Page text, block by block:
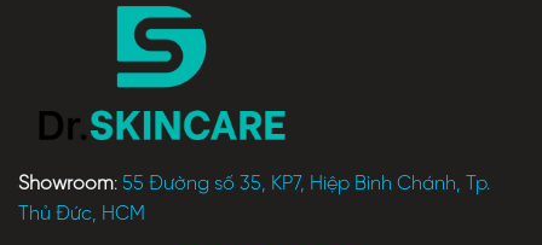
Showroom: 55 Đường số 35, KP7, Hiệp Bình Chánh, Tp.
Thủ Đức, HCM